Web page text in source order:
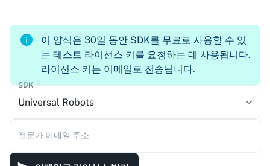
이 양식은 30일 동안 SDK를 무료로 사용할 수 있
는 테스트 라이선스 키를 요청하는 데 사용됩니다.
라이선스 키는 이메일로 전송됩니다.
SDK
Universal Robots
전문가 이메일 주소